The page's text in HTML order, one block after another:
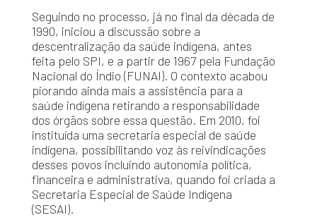
Seguindo no processo, já no final da década de
1990, iniciou a discussão sobre a
descentralização da saúde indígena, antes
feita pelo SPI, e a partir de 1967 pela Fundação
Nacional do Índio (FUNAI). O contexto acabou
piorando ainda mais a assistência para a
saúde indígena retirando a responsabilidade
dos órgãos sobre essa questão. Em 2010, foi
instituída uma secretaria especial de saúde
indígena, possibilitando voz às reivindicações
desses povos incluindo autonomia política,
financeira e administrativa, quando foi criada a
Secretaria Especial de Saúde Indígena
(SESAI).